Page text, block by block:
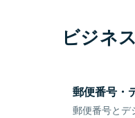
ビジネ
郵便番号・
郵便番号とデ